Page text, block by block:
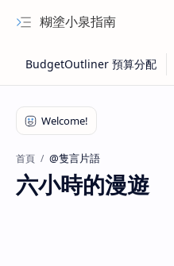
糊塗小泉指南
首頁 @隻言片語
六小時的漫遊